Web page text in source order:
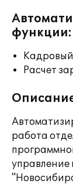
функции:
Кадровый
Расчет
работа